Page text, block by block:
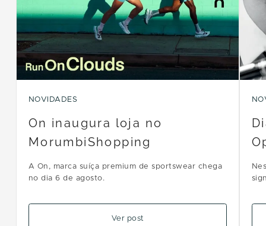
NOVIDADES
On inaugura loja no
MorumbiShopping
A On, marca suíça premium de sportswear chega
no dia 6 de agosto.
Ver post